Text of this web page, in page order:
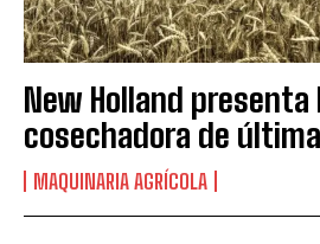
Suscribite al Newsletter
New Holland presenta
cosechadora de
MAQUINARIA AGRÍCOLA